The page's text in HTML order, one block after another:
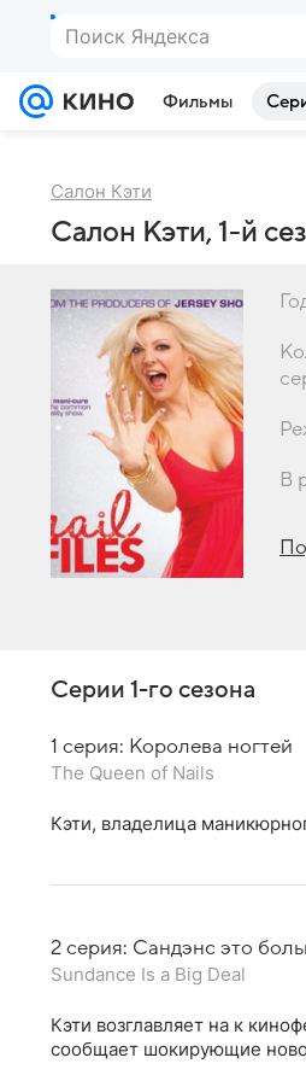
Поиск Яндекса
Фильмы
Салон Кэти
Салон Кэти, 1-й
В
Серии 1-го сезона
1 серия: Королева ногтей
The Queen of Nails
Кэти, владелица
2 серия: Сандэнс это
Sundance Is a Big Deal
Кэти возглавляет на к
сообщает шокирующие